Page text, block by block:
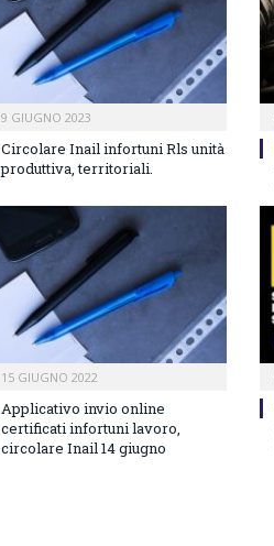
9 GIUGNO 2023
Circolare Inail infortuni Rls unità
produttiva, territoriali.
15 GIUGNO 2022
Applicativo invio online
certificati infortuni lavoro,
circolare Inail 14 giugno